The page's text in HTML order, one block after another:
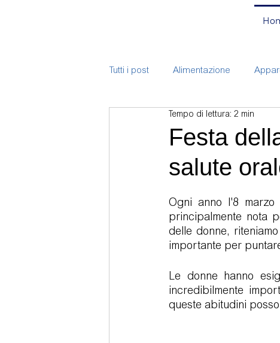
Tutti i post Alimentazione
Bite Branding
Corsi
Implantologia Mal-occlusione
Sedazione cosciente
Festa
salute
Tempo di lettura: 2 min
Ogni anno l'8 marzo
principalmente nota
delle donne,
importante per
Le donne hanno
incredibilmente
queste abitudini